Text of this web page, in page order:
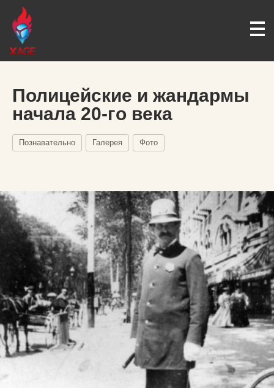
Полицейские и жандармы
начала 20-го века
Познавательно Галерея Фото